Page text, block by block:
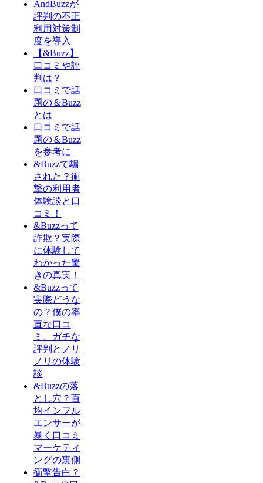
AndBuzzが
評判の不正
利用対策制
度を導入
【&Buzz】
口コミや評
判は？
口コミで話
題の＆Buzz
とは
口コミで話
題の＆Buzz
を参考に
&Buzzで騙
された？衝
撃の利用者
体験談と口
コミ！
&Buzzって
詐欺？実際
に体験して
わかった驚
きの真実！
&Buzzって
実際どうな
の？僕の率
直な口コ
ミ、ガチな
評判とノリ
ノリの体験
談
&Buzzの落
とし穴？百
均インフル
エンサーが
暴く口コミ
マーケティ
ングの裏側
衝撃告白？